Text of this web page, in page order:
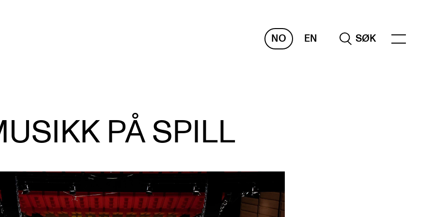
NO EN SØK
IT og digitale tjenester
Canvas
Kommunikasjon
Rom og bygg
STUDENTSTØTTE
Eksamen og vitnemål
Digitale ressurser for undervisning
PÅ SPILL